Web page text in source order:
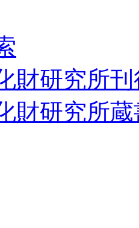
財研究所
財研究所